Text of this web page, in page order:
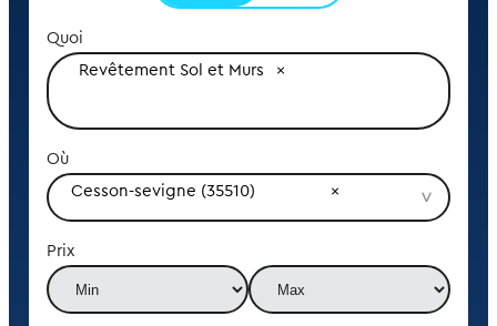
Quoi
Revêtement Sol et Murs
Où
Cesson-sevigne (35510)
Prix